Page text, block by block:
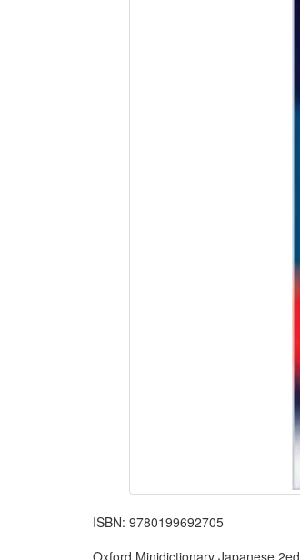
ISBN: 9780199692705
Oxford Minidictionary Japanese 2ed